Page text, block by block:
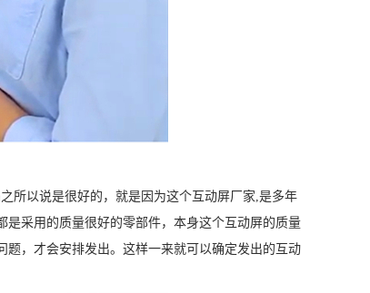
所以说是很好的，就是因为这个互动屏厂家,是多年
采用的质量很好的零部件，本身这个互动屏的质量
，才会安排发出。这样一来就可以确定发出的互动